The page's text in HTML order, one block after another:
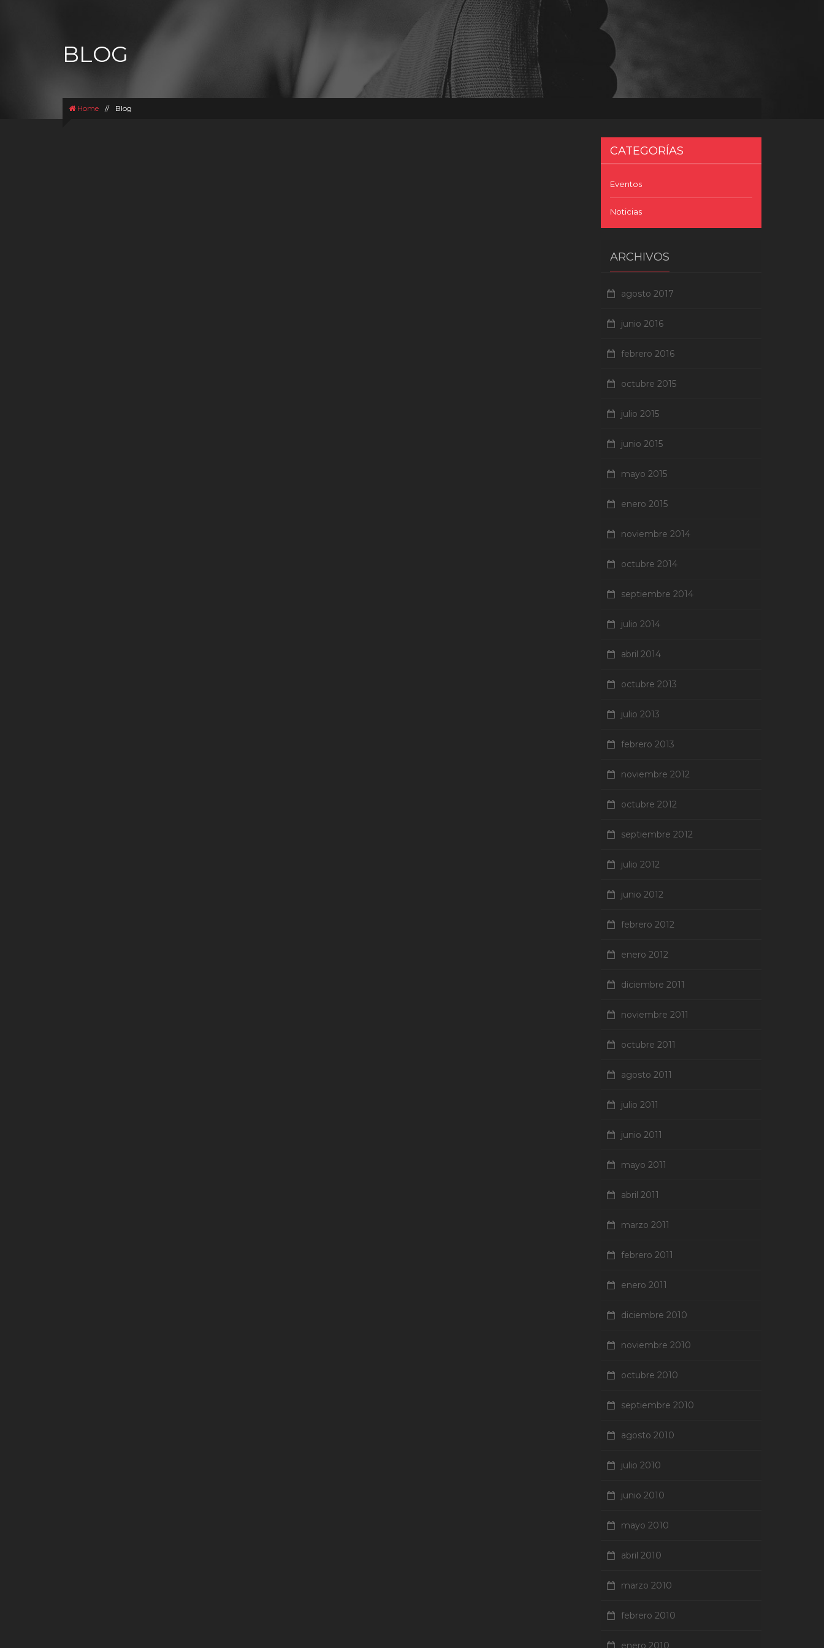
BLOG
Home // Blog
CATEGORÍAS
Eventos
Noticias
ARCHIVOS
agosto 2017
junio 2016
febrero 2016
octubre 2015
julio 2015
junio 2015
mayo 2015
enero 2015
noviembre 2014
octubre 2014
septiembre 2014
julio 2014
abril 2014
octubre 2013
julio 2013
febrero 2013
noviembre 2012
octubre 2012
septiembre 2012
julio 2012
junio 2012
febrero 2012
enero 2012
diciembre 2011
noviembre 2011
octubre 2011
agosto 2011
julio 2011
junio 2011
mayo 2011
abril 2011
marzo 2011
febrero 2011
enero 2011
diciembre 2010
noviembre 2010
octubre 2010
septiembre 2010
agosto 2010
julio 2010
junio 2010
mayo 2010
abril 2010
marzo 2010
febrero 2010
enero 2010